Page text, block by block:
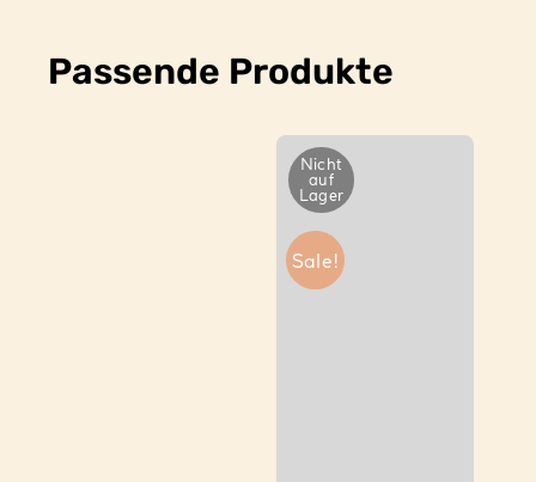
Passende Produkte
Nicht
auf
Lager
Sale!